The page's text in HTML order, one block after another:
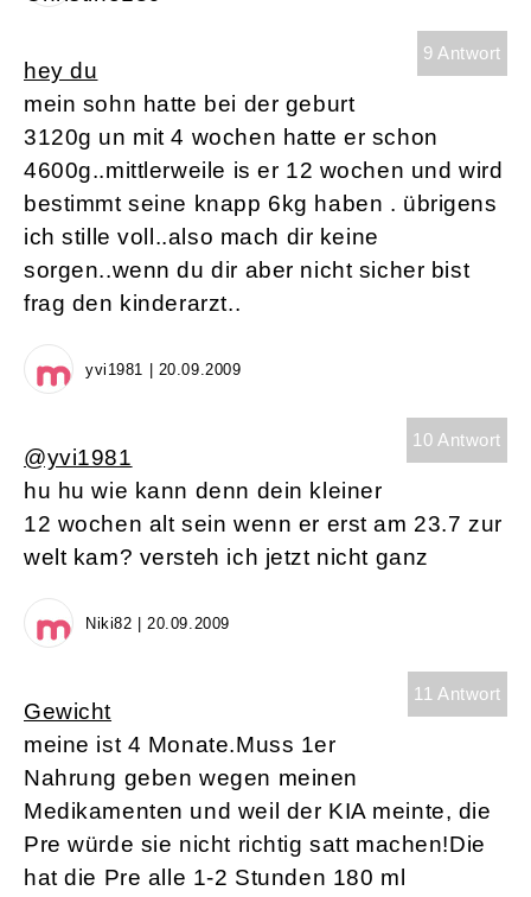
9 Antwort
hey du
mein sohn hatte bei der geburt
3120g un mit 4 wochen hatte er schon
4600g..mittlerweile is er 12 wochen und wird
bestimmt seine knapp 6kg haben . übrigens
ich stille voll..also mach dir keine
sorgen..wenn du dir aber nicht sicher bist
frag den kinderarzt..
yvi1981 | 20.09.2009
10 Antwort
@yvi1981
hu hu wie kann denn dein kleiner
12 wochen alt sein wenn er erst am 23.7 zur
welt kam? versteh ich jetzt nicht ganz
Niki82 | 20.09.2009
11 Antwort
Gewicht
meine ist 4 Monate.Muss 1er
Nahrung geben wegen meinen
Medikamenten und weil der KIA meinte, die
Pre würde sie nicht richtig satt machen!Die
hat die Pre alle 1-2 Stunden 180 ml